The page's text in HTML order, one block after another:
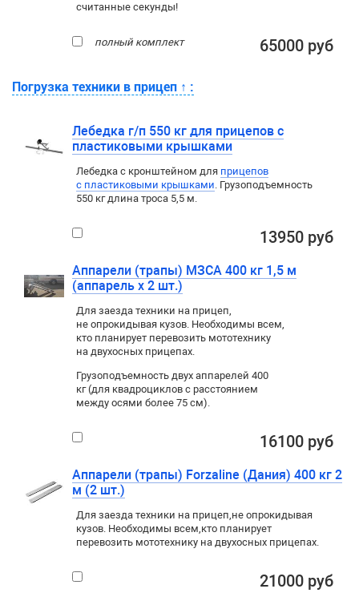
считанные секунды!
полный комплект 65000 руб
Погрузка техники в прицеп ↑ :
Лебедка г/п 550 кг для прицепов с
пластиковыми крышками
Лебедка c кронштейном для прицепов
с пластиковыми крышками. Грузоподъемность
550 кг длина троса 5,5 м.
13950 руб
Аппарели (трапы) МЗСА 400 кг 1,5 м
(аппарель х 2 шт.)
Для заезда техники на прицеп,
не опрокидывая кузов. Необходимы всем,
кто планирует перевозить мототехнику
на двухосных прицепах.
Грузоподъемность двух аппарелей 400
кг (для квадроциклов с расстоянием
между осями более 75 см).
16100 руб
Аппарели (трапы) Forzaline (Дания) 400 кг 2
м (2 шт.)
Для заезда техники на прицеп,не опрокидывая
кузов. Необходимы всем,кто планирует
перевозить мототехнику на двухосных прицепах.
21000 руб